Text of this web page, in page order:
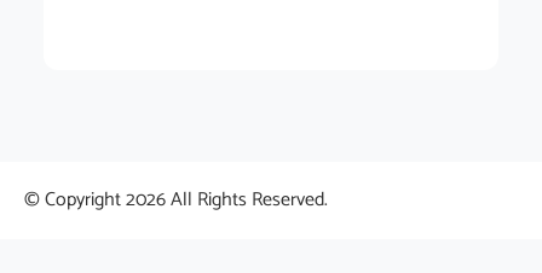
© Copyright 2026 All Rights Reserved.